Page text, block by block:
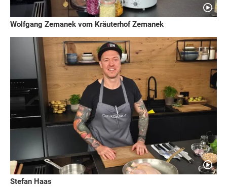
Wolfgang Zemanek vom Kräuterhof Zemanek
Stefan Haas